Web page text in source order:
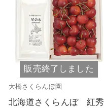
販売終了しました
大橋さくらんぼ園
北海道さくらんぼ 紅秀